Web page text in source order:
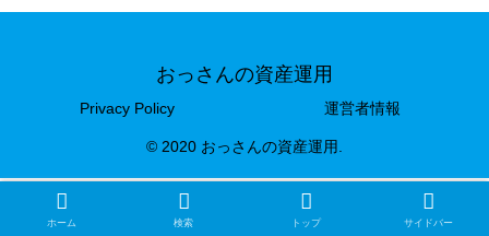
おっさんの資産運用
Privacy Policy 運営者情報
© 2020 おっさんの資産運用.
ホーム 検索 トップ サイドバー